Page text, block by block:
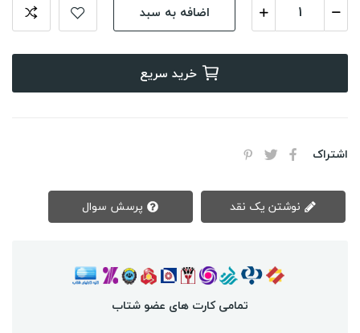
اضافه به سبد
خرید سریع
اشتراک
تمامی کارت های عضو شتاب